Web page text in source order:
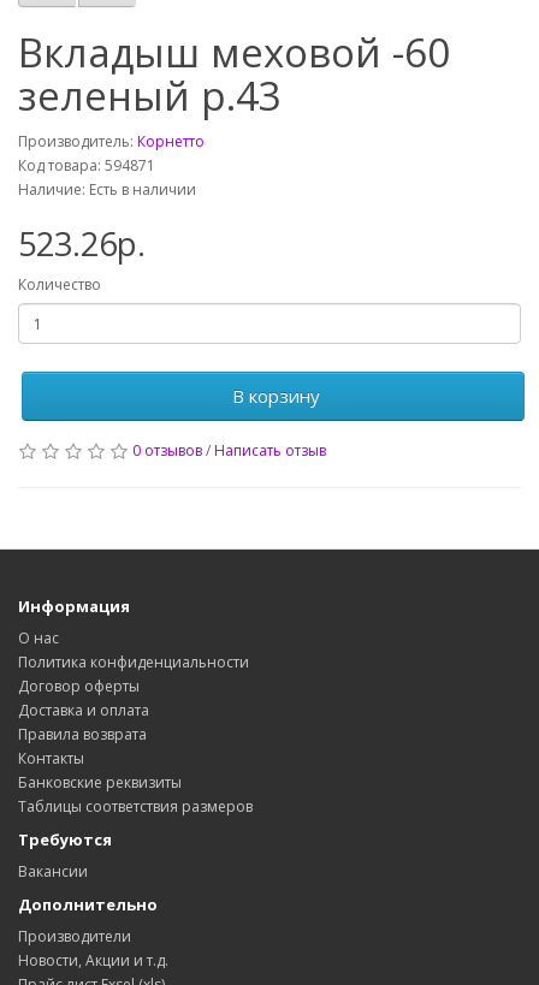
Вкладыш меховой -60
зеленый р.43
Производитель: Корнетто
Код товара: 594871
Наличие: Есть в наличии
523.26р.
Количество
В корзину
0 отзывов/Написать отзыв
Информация
О нас
Политика конфиденциальности
Договор оферты
Доставка и оплата
Правила возврата
Контакты
Банковские реквизиты
Таблицы соответствия размеров
Требуются
Вакансии
Дополнительно
Производители
Новости, Акции и т.д.